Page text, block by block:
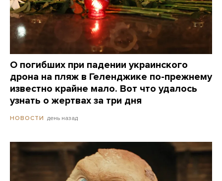
О погибших при падении украинского
дрона на пляж в Геленджике по-прежнему
известно крайне мало. Вот что удалось
узнать о жертвах за три дня
НОВОСТИ день назад